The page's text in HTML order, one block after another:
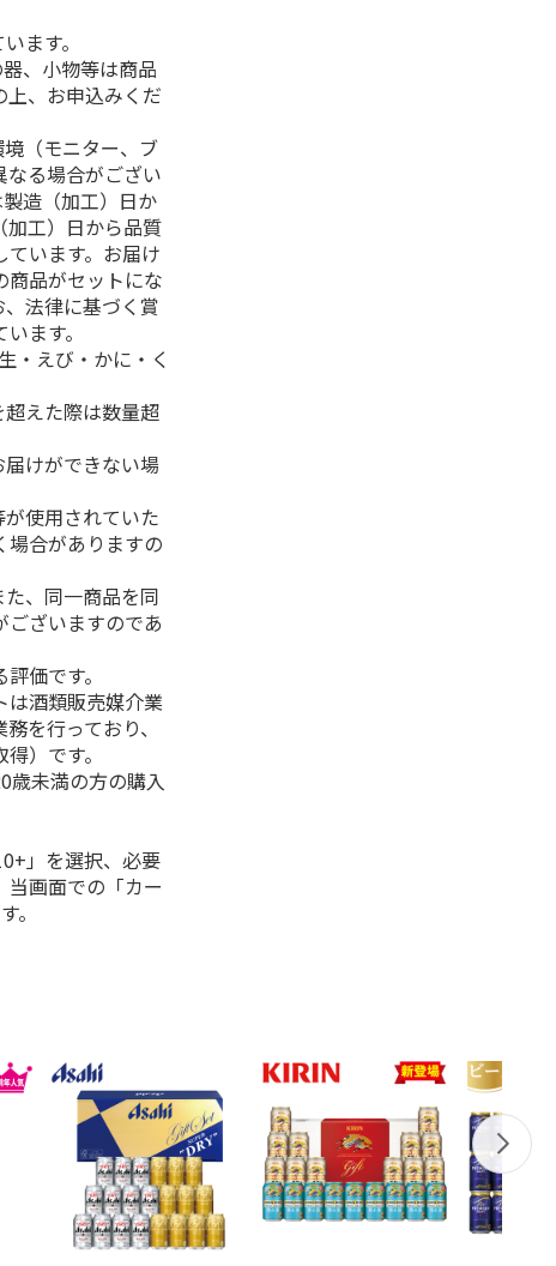
ます。
、小物等は商品
、お申込みくだ
（モニター、ブ
なる場合がござい
造（加工）日か
加工）日から品質
います。お届け
商品がセットにな
法律に基づく賞
ます。
・えび・かに・く
えた際は数量超
けができない場
使用されていた
場合がありますの
、同一商品を同
ございますのであ
価です。
酒類販売媒介業
を行っており、
）です。
歳未満の方の購入
」を選択、必要
画面での「カー
。